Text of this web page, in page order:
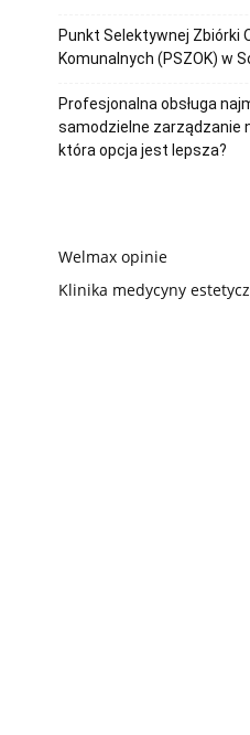
Punkt Selektywnej Zbiórki
Komunalnych (PSZOK) w
Profesjonalna obsługa
samodzielne zarządzanie
która opcja jest lepsza?
Welmax opinie
Klinika medycyny